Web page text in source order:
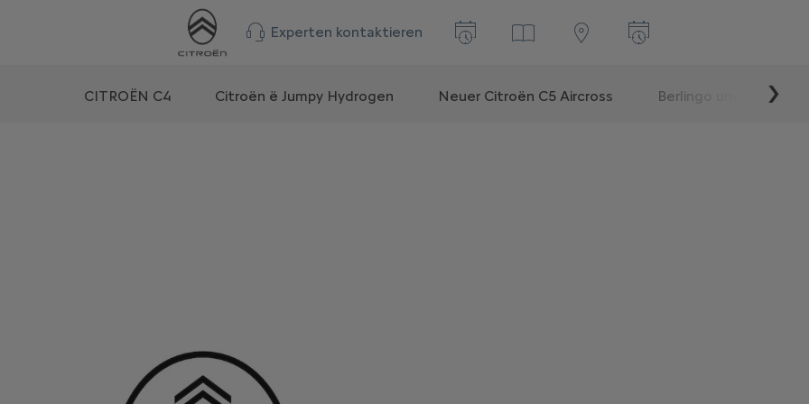
Experten kontaktieren
CITROËN C4 Citroën ë Jumpy Hydrogen Neuer Citroën C5 Aircross Berlingo und